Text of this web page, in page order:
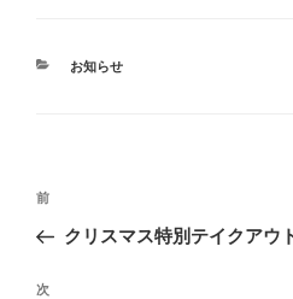
カ
お知らせ
投
ナ
ビ
前
の
稿
前
クリスマス特別テイクアウ
次
次